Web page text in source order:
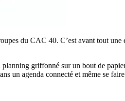
du CAC 40. C’est avant tout
griffonné sur un bout de
un agenda connecté et même se